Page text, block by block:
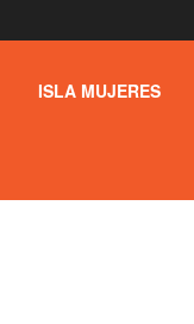
ISLA MUJERES